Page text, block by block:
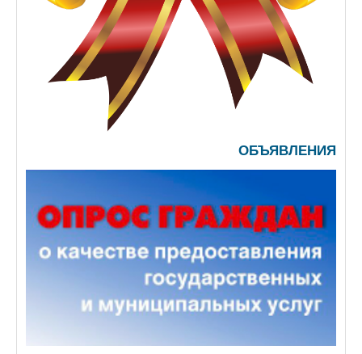
ОБЪЯВЛЕНИЯ